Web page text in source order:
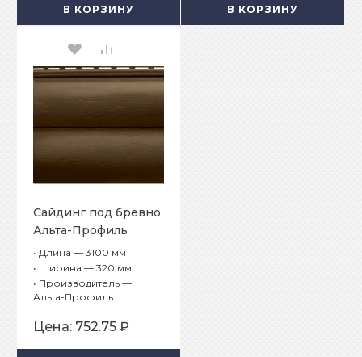
В КОРЗИНУ В КОРЗИНУ
Сайдинг под бревно
Альта-Профиль
Blockhouse Премиум
BH-02 Орех темный
• Длина — 3100 мм
• Ширина — 320 мм
• Производитель —
Альта-Профиль
Цена: 752.75 ₽